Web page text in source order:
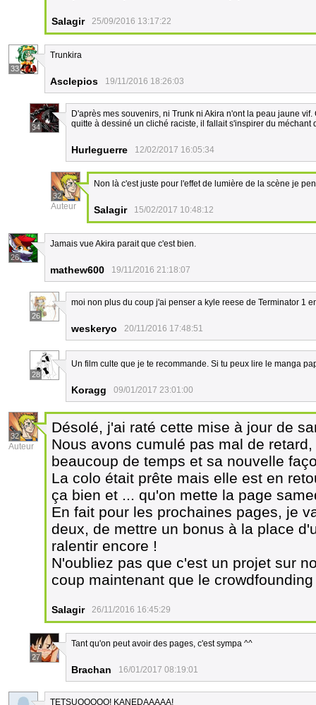
Salagir 25/09/2016 13:17:22
33
Trunkira
Asclepios 19/11/2016 18:26:03
34
D'après mes souvenirs, ni Trunk ni Akira n'ont la peau jaune
quitte à dessiné un cliché raciste, il fallait s'inspirer du méchant
Hurleguerre 12/02/2017 16:05:34
32
Auteur
Non là c'est juste pour l'effet de lumière de la scène je
Salagir 15/02/2017 10:48:12
26
Jamais vue Akira parait que c'est bien.
mathew600 19/11/2016 21:18:07
26
moi non plus du coup j'ai penser a kyle reese de Terminator 1
weskeryo 20/11/2016 17:48:51
28
Un film culte que je te recommande. Si tu peux lire le manga
Koragg 09/01/2017 23:01:00
32
Auteur
Désolé, j'ai raté cette mise à jour de
Nous avons cumulé pas mal de
beaucoup de temps et sa nouvelle
La colo était prête mais elle est en
ça bien et ... qu'on mette la page
En fait pour les prochaines pages, je
deux, de mettre un bonus à la place
ralentir encore !
N'oubliez pas que c'est un projet sur
coup maintenant que le
Salagir 26/11/2016 16:45:29
27
Tant qu'on peut avoir des pages, c'est sympa ^^
Brachan 16/01/2017 08:19:01
TETSUOOOOO! KANEDAAAAA!